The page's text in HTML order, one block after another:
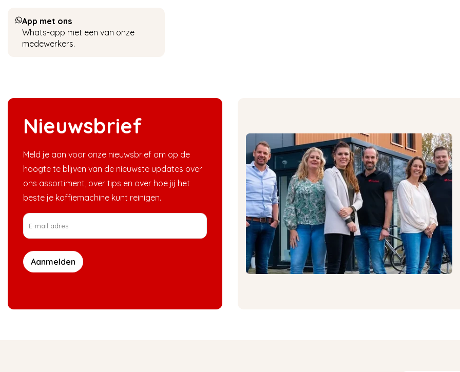
App met ons
Whats-app met een van onze
medewerkers.
Nieuwsbrief
Meld je aan voor onze nieuwsbrief om op de
hoogte te blijven van de nieuwste updates over
ons assortiment, over tips en over hoe jij het
beste je koffiemachine kunt reinigen.
Aanmelden